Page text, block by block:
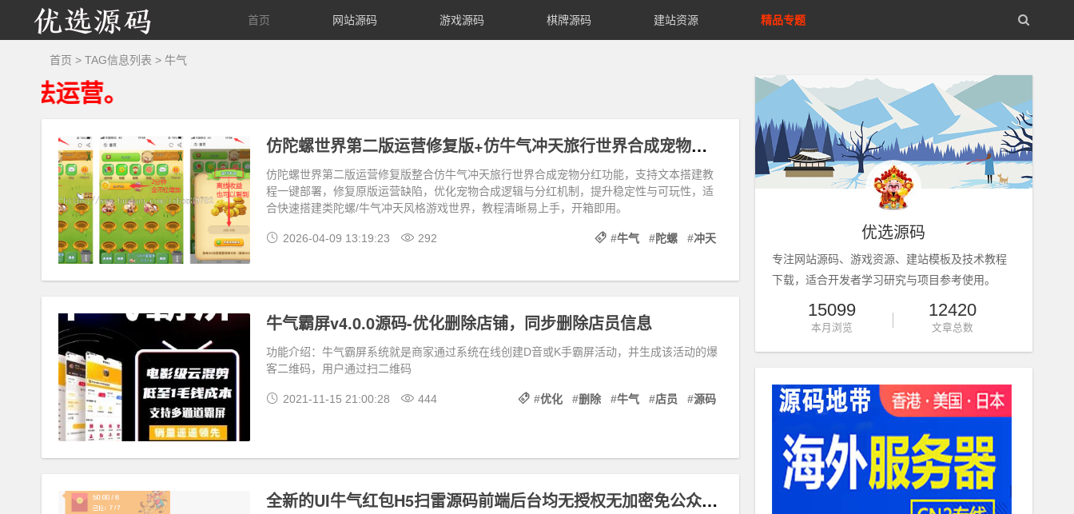
优
源
首页 网站源码 游戏源码 棋牌源码 建站资源 精品专题
首页 > TAG信息列表 > 牛气
营。
仿陀螺世界第二版运营修复版+仿牛气冲天旅行世界合成宠物分红+文本搭建教程
仿陀螺世界第二版运营修复版整合仿牛气冲天旅行世界合成宠物分红功能，支持文本搭建教
程一键部署，修复原版运营缺陷，优化宠物合成逻辑与分红机制，提升稳定性与可玩性，适
合快速搭建类陀螺/牛气冲天风格游戏世界，教程清晰易上手，开箱即用。
2026-04-09 13:19:23 292 #牛气 #陀螺 #冲天
牛气霸屏v4.0.0源码-优化删除店铺，同步删除店员信息
功能介绍：牛气霸屏系统就是商家通过系统在线创建D音或K手霸屏活动，并生成该活动的爆
客二维码，用户通过扫二维码
2021-11-15 21:00:28 444 #优化 #删除 #牛气 #店员 #源码
全新的UI牛气红包H5扫雷源码前端后台均无授权无加密免公众号接口免签支付接口
优选源码
专注网站源码、游戏资源、建站模板及技术教程
下载，适合开发者学习研究与项目参考使用。
15099
本月浏览
12420
文章总数